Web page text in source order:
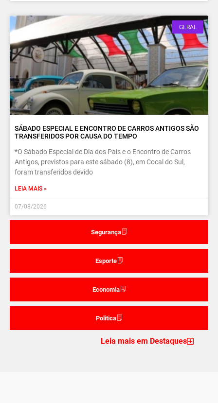
Segurança
Esporte
Economia
Politica
GERAL
SÁBADO ESPECIAL E ENCONTRO DE CARROS ANTIGOS SÃO
TRANSFERIDOS POR CAUSA DO TEMPO
*O Sábado Especial de Dia dos Pais e o Encontro de Carros
Antigos, previstos para este sábado (8), em Cocal do Sul,
foram transferidos devido
LEIA MAIS »
07/08/2026
Leia mais em Destaques